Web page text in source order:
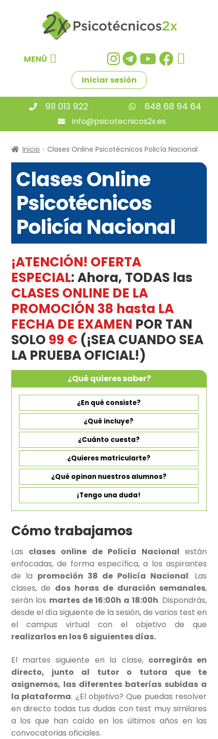
navegación
contenido
MENÚ
Iniciar sesión
911 013 922 648 68 94 64
info@psicotecnicos2x.es
Inicio Clases Online Psicotécnicos Policía Nacional
Clases Online
Psicotécnicos
Policía Nacional
¡ATENCIÓN! OFERTA
ESPECIAL: Ahora, TODAS las
CLASES ONLINE DE LA
PROMOCIÓN 38 hasta LA
FECHA DE EXAMEN POR TAN
SOLO 99 €(¡SEA CUANDO SEA
LA PRUEBA OFICIAL!)
¿Qué quieres saber?
¿En qué consiste?
¿Qué incluye?
¿Cuánto cuesta?
¿Quieres matricularte?
¿Qué opinan nuestros alumnos?
¡Tengo una duda!
Cómo trabajamos
Las clases online de Policía Nacional están
enfocadas, de forma específica, a los aspirantes
de la promoción 38 de Policía Nacional. Las
clases, de dos horas de duración semanales,
serán los martes de 16:00h a 18:00h. Dispondrás,
desde el día siguiente de la sesión, de varios test en
el campus virtual con el objetivo de que
realizarlos en los 6 siguientes días.
El martes siguiente en la clase, corregirás en
directo, junto al tutor o tutora que te
asignemos, las diferentes baterías subidas a
la plataforma. ¿El objetivo? Que puedas resolver
en directo todas tus dudas con test muy similares
a los que han caído en los últimos años en las
convocatorias oficiales.